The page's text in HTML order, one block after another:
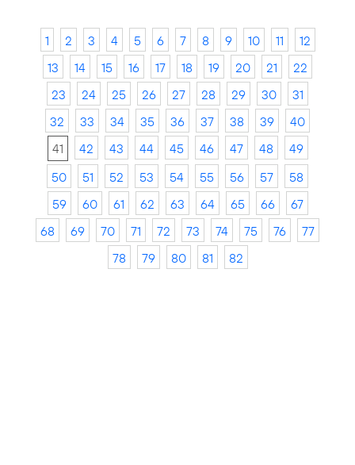
1 2 3 4 5 6 7 8 9 10 11
12
13
14 15 16 17 18 19 20 21
22
23
24 25 26 27 28 29 30
31
32
33 34 35 36 37 38 39
40
41
42 43 44 45 46 47 48
49
50
51 52 53 54 55 56 57
58
59
60 61 62 63 64 65 66
67
68
69 70 71 72 73 74 75 76
77
78
79 80 81 82